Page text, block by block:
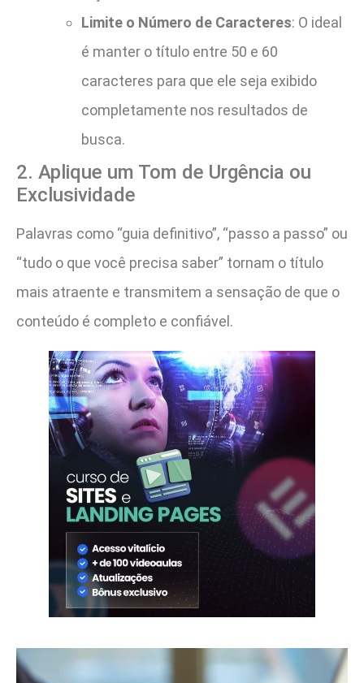
Limite o Número de Caracteres: O ideal
é manter o título entre 50 e 60
caracteres para que ele seja exibido
completamente nos resultados de
busca.
2. Aplique um Tom de Urgência ou
Exclusividade
Palavras como “guia definitivo”, “passo a passo” ou
“tudo o que você precisa saber” tornam o título
mais atraente e transmitem a sensação de que o
conteúdo é completo e confiável.